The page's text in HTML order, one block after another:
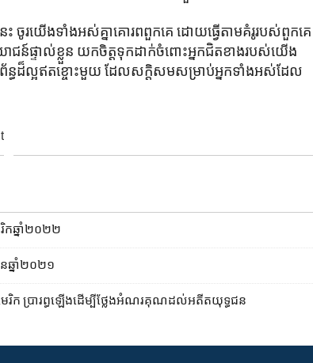
េះ ចូរ​យើង​ទាំងអស់​គ្នា​គោរព​ពួកគេ ដោយ​ធ្វើតាម​គំរូ​របស់​ពួកគេ
ោជន៍ផ្ទាល់​ខ្លួន យកចិត្ត​ទុកដាក់​ចំពោះ​អ្នកជិតខាង​របស់​យើង
ន្ធ​ដ៏ល្អ​ឥតខ្ចោះ​មួយ ដែល​សក្តិសម​សម្រាប់​អ្នកទាំងអស់​ដែល​
ក​ឆ្នាំ២០២២
ឆ្នាំ២០២១
រិក ​ប្រារព្ធ​ឡើង​ដើម្បី​ថ្លែង​អំណរគុណ​ដល់​អតីត​យុទ្ធជន